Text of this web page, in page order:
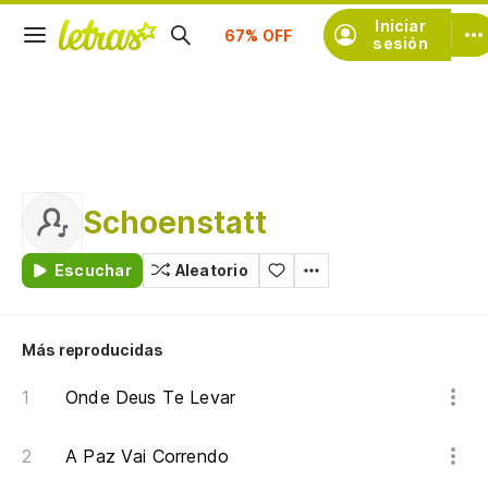
Iniciar
sesión
Suscríbete
Schoenstatt
Escuchar Aleatorio
Más reproducidas
Onde Deus Te Levar
A Paz Vai Correndo